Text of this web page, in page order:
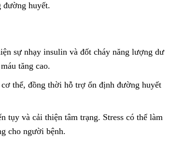
đường huyết.
sự nhạy insulin và đốt cháy năng lượng dư
tăng cao.
thể, đồng thời hỗ trợ ổn định đường huyết
tụy và cải thiện tâm trạng. Stress có thể làm
cho người bệnh.